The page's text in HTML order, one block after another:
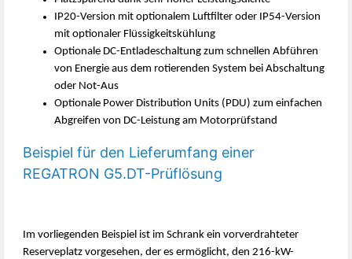
IP20-Version mit optionalem Luftfilter oder IP54-Version
mit optionaler Flüssigkeitskühlung
Optionale DC-Entladeschaltung zum schnellen Abführen
von Energie aus dem rotierenden System bei Abschaltung
oder Not-Aus
Optionale Power Distribution Units (PDU) zum einfachen
Abgreifen von DC-Leistung am Motorprüfstand
Beispiel für den Lieferumfang einer
REGATRON G5.DT-Prüflösung
Im vorliegenden Beispiel ist im Schrank ein vorverdrahteter
Reserveplatz vorgesehen, der es ermöglicht, den 216-kW-